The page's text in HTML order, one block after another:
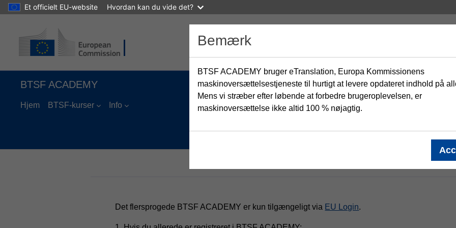
Et officielt EU-website
Hvordan kan du vide det?
BTSF ACADEMY
Hjem BTSF-kurser Info
Det flersprogede BTSF ACADEMY er kun tilgængeligt via EU Login.
Bemærk
BTSF ACADEMY bruger eTranslation, Europa Kommissionens
maskinoversættelsestjeneste til hurtigt at levere opdateret indhold på
Mens vi stræber efter løbende at forbedre brugeroplevelsen, er
maskinoversættelse ikke altid 100 % nøjagtig.